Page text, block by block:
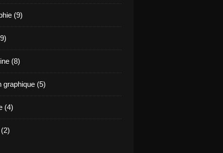
(9)
(8)
graphique (5)
(4)